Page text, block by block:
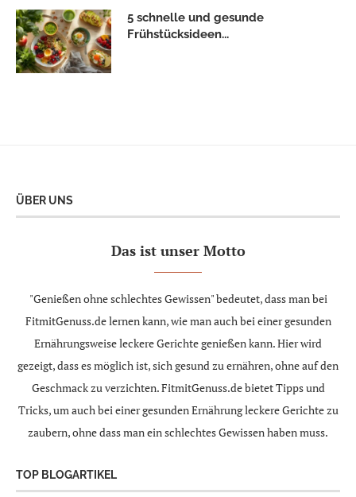
5 schnelle und gesunde
Frühstücksideen...
ÜBER UNS
Das ist unser Motto
"Genießen ohne schlechtes Gewissen" bedeutet, dass man bei
FitmitGenuss.de lernen kann, wie man auch bei einer gesunden
Ernährungsweise leckere Gerichte genießen kann. Hier wird
gezeigt, dass es möglich ist, sich gesund zu ernähren, ohne auf den
Geschmack zu verzichten. FitmitGenuss.de bietet Tipps und
Tricks, um auch bei einer gesunden Ernährung leckere Gerichte zu
zaubern, ohne dass man ein schlechtes Gewissen haben muss.
TOP BLOGARTIKEL